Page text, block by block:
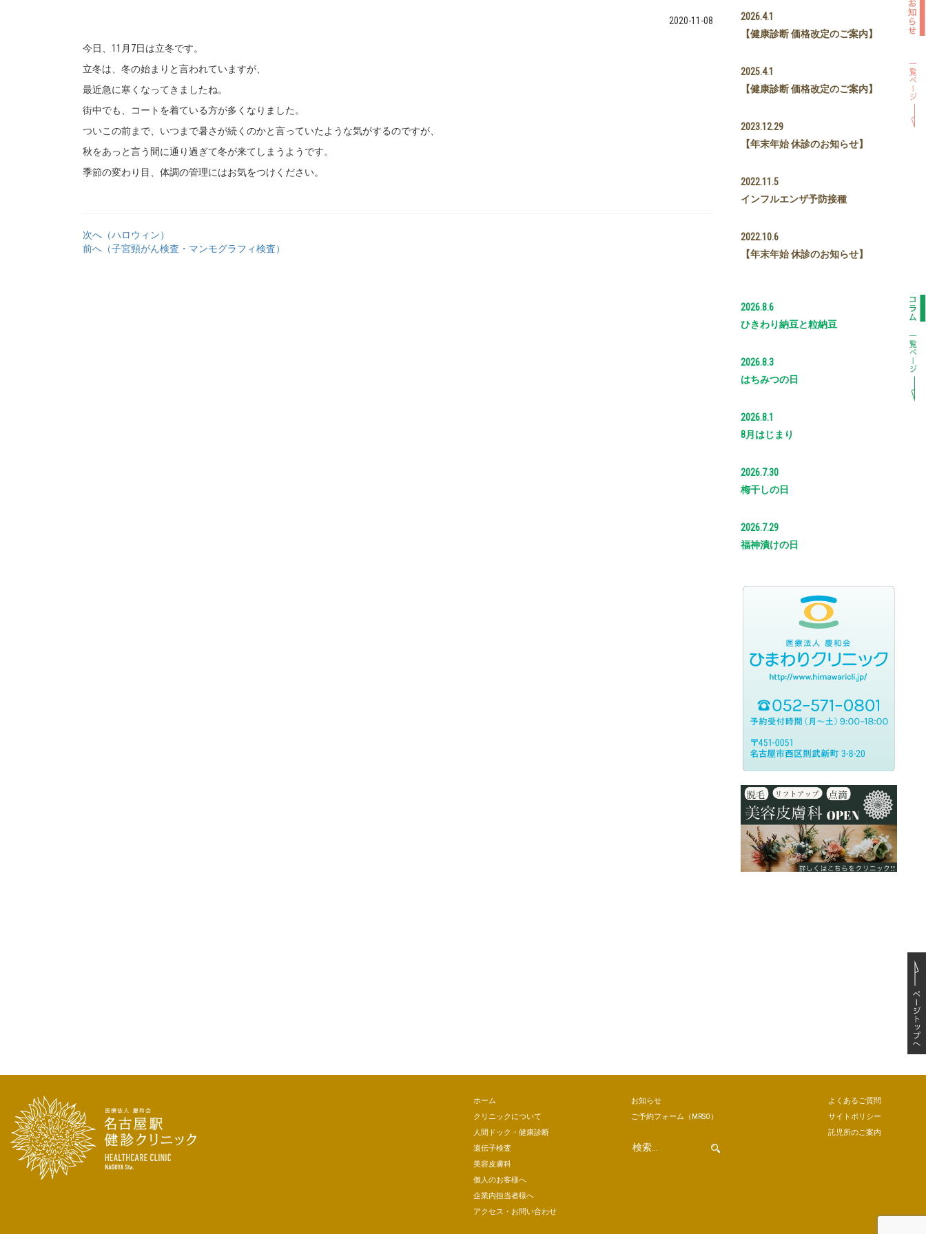
2020-11-08
今日、11月7日は立冬です。
立冬は、冬の始まりと言われていますが、
最近急に寒くなってきましたね。
街中でも、コートを着ている方が多くなりました。
ついこの前まで、いつまで暑さが続くのかと言っていたような気がするのですが、
秋をあっと言う間に通り過ぎて冬が来てしまうようです。
季節の変わり目、体調の管理にはお気をつけください。
次へ（ハロウィン）
前へ（子宮頸がん検査・マンモグラフィ検査）
2026.4.1
【健康診断 価格改定のご案内】
2025.4.1
【健康診断 価格改定のご案内】
2023.12.29
【年末年始 休診のお知らせ】
2022.11.5
インフルエンザ予防接種
2022.10.6
【年末年始 休診のお知らせ】
2026.8.6
ひきわり納豆と粒納豆
2026.8.3
はちみつの日
2026.8.1
8月はじまり
2026.7.30
梅干しの日
2026.7.29
福神漬けの日
ホーム
クリニックについて
人間ドック・健康診断
遺伝子検査
美容皮膚科
個人のお客様へ
企業内担当者様へ
アクセス・お問い合わせ
お知らせ
ご予約フォーム （MRSO）
よくあるご質問
サイトポリシー
託児所のご案内